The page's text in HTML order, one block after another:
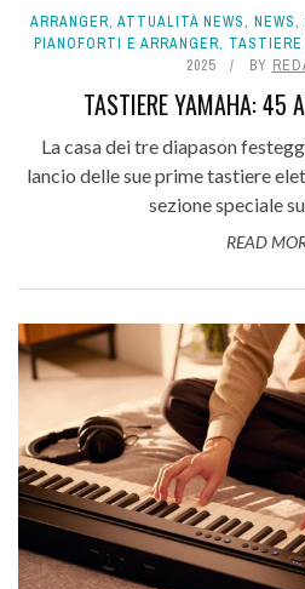
ARRANGER, ATTUALITÀ NEWS, NEWS,
PIANOFORTI E ARRANGER,
2025
BY
TASTIERE YAMAHA: 45
La casa dei tre diapason
lancio delle sue prime tastiere
sezione speciale
READ